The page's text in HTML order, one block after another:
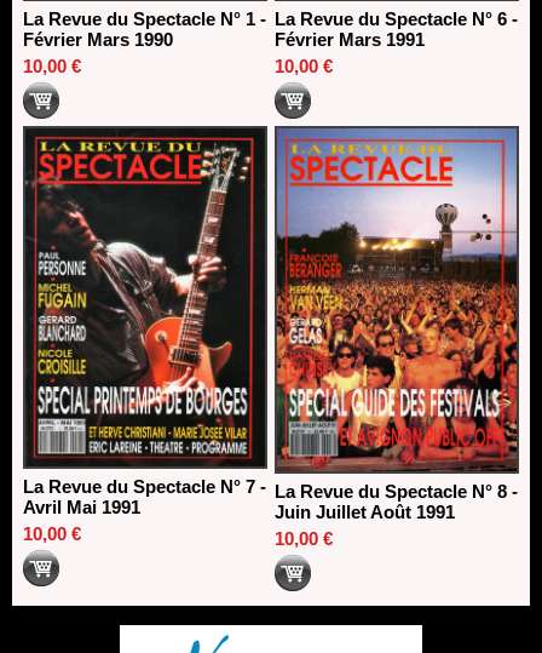
La Revue du Spectacle N° 1 -
Février Mars 1990
10,00 €
La Revue du Spectacle N° 6 -
Février Mars 1991
10,00 €
La Revue du Spectacle N° 7 -
Avril Mai 1991
10,00 €
La Revue du Spectacle N° 8 -
Juin Juillet Août 1991
10,00 €